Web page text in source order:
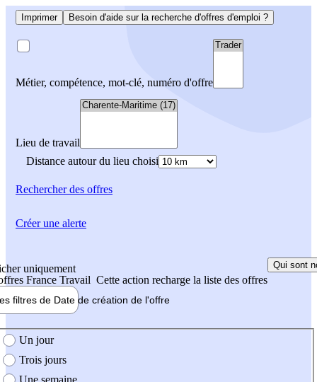
Imprimer Besoin d'aide sur la recherche d'offres d'emploi ?
Métier, compétence, mot-clé, numéro d'offre
Lieu de travail
Distance autour du lieu choisi
Rechercherdes offres
uniquement
France Travail Cette action recharge la liste des offres
Qui sont
filtres de Date de création de l'offre
création de l'offre
Un jour
Trois jours
Une semaine
Créer une alerte